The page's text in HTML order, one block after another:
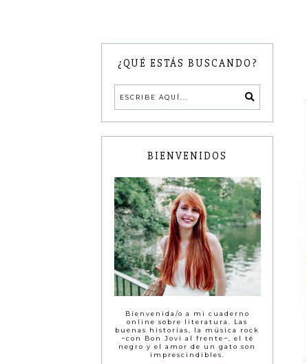
¿QUÉ ESTÁS BUSCANDO?
BIENVENIDOS
Bienvenida/o a mi cuaderno
online sobre literatura. Las
buenas historias, la música rock
−con Bon Jovi al frente−, el té
negro y el amor de un gato son
imprescindibles.